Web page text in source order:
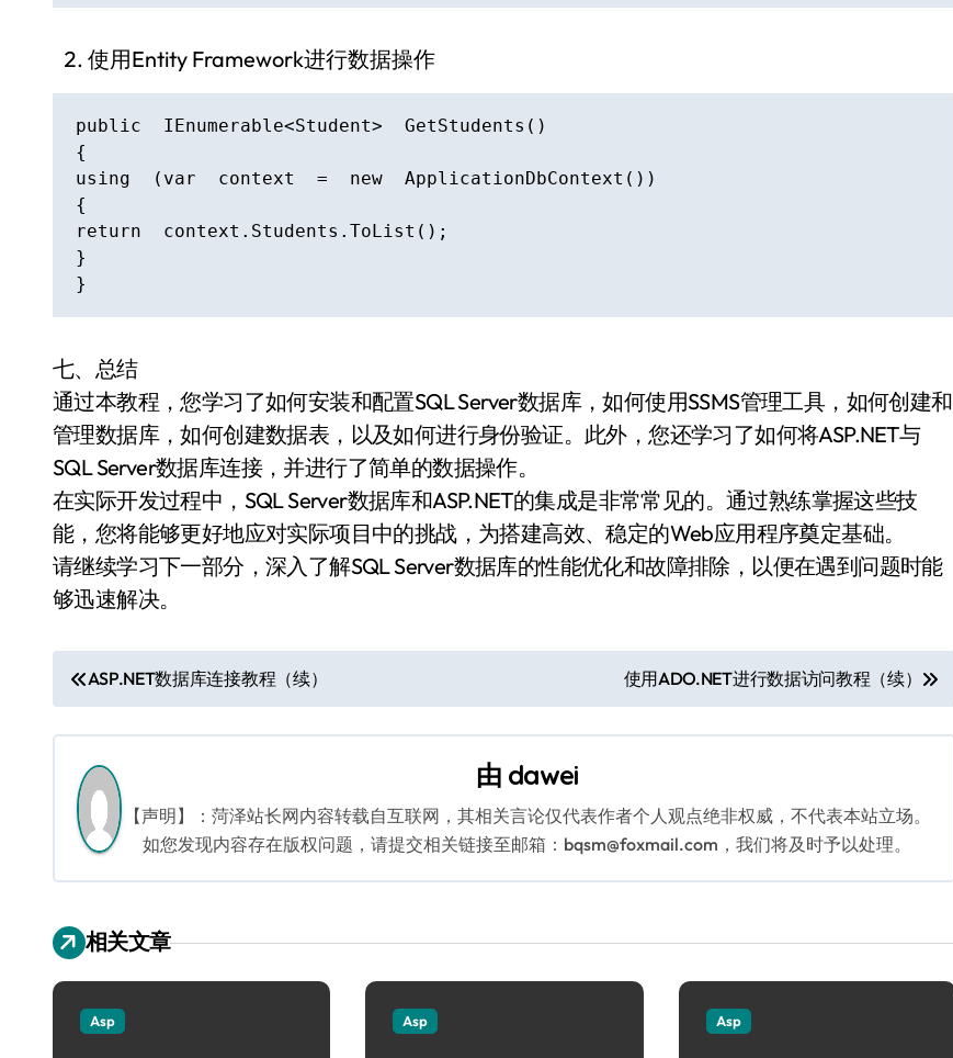
使用Entity Framework进行数据操作
public  IEnumerable<Student>  GetStudents()
{
using  (var  context  =  new  ApplicationDbContext())
{
return  context.Students.ToList();
}
}
七、总结
通过本教程，您学习了如何安装和配置SQL Server数据库，如何使用SSMS管理工具，如何创建和
管理数据库，如何创建数据表，以及如何进行身份验证。此外，您还学习了如何将ASP.NET与
SQL Server数据库连接，并进行了简单的数据操作。
在实际开发过程中，SQL Server数据库和ASP.NET的集成是非常常见的。通过熟练掌握这些技
能，您将能够更好地应对实际项目中的挑战，为搭建高效、稳定的Web应用程序奠定基础。
请继续学习下一部分，深入了解SQL Server数据库的性能优化和故障排除，以便在遇到问题时能
够迅速解决。
文
章
导
航
ASP.NET数据库连接教程（续） 使用ADO.NET进行数据访问教程（续）
由 dawei
【声明】：菏泽站长网内容转载自互联网，其相关言论仅代表作者个人观点绝非权威，不代表本站立场。
如您发现内容存在版权问题，请提交相关链接至邮箱：bqsm@foxmail.com，我们将及时予以处理。
相关文章
Asp Asp Asp